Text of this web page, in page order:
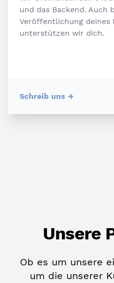
und das Backend. Auch
Veröffentlichung deines
unterstützen wir dich.
Schreib uns →
Unsere
Ob es um unsere
um die unserer